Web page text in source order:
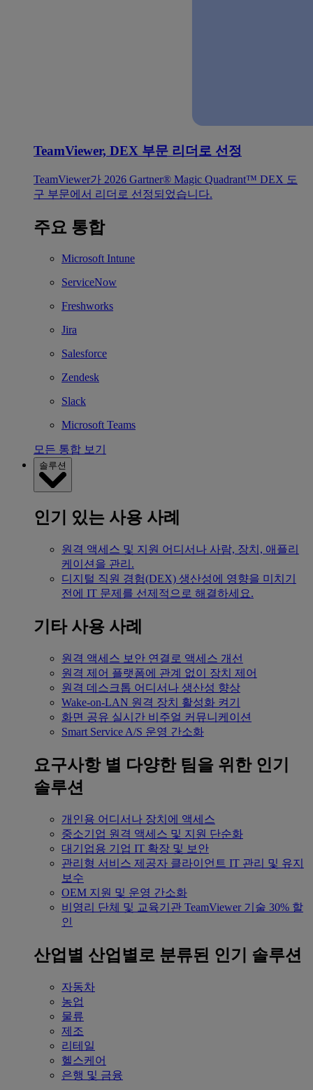
TeamViewer, DEX 부문 리더로 선정
TeamViewer가 2026 Gartner® Magic Quadrant™ DEX 도
구 부문에서 리더로 선정되었습니다.
주요 통합
Microsoft Intune
ServiceNow
Freshworks
Jira
Salesforce
Zendesk
Slack
Microsoft Teams
모든 통합 보기
솔루션
인기 있는 사용 사례
원격 액세스 및 지원 어디서나 사람, 장치, 애플리
케이션을 관리.
디지털 직원 경험(DEX) 생산성에 영향을 미치기
전에 IT 문제를 선제적으로 해결하세요.
기타 사용 사례
원격 액세스 보안 연결로 액세스 개선
원격 제어 플랫폼에 관계 없이 장치 제어
원격 데스크톱 어디서나 생산성 향상
Wake-on-LAN 원격 장치 활성화 켜기
화면 공유 실시간 비주얼 커뮤니케이션
Smart Service A/S 운영 간소화
요구사항 별 다양한 팀을 위한 인기
솔루션
개인용 어디서나 장치에 액세스
중소기업 원격 액세스 및 지원 단순화
대기업용 기업 IT 확장 및 보안
관리형 서비스 제공자 클라이언트 IT 관리 및 유지
보수
OEM 지원 및 운영 간소화
비영리 단체 및 교육기관 TeamViewer 기술 30% 할
인
산업별 산업별로 분류된 인기 솔루션
자동차
농업
물류
제조
리테일
헬스케어
은행 및 금융